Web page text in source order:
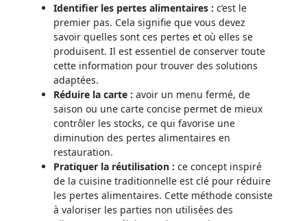
Identifier les pertes alimentaires : c’est le
premier pas. Cela signifie que vous devez
savoir quelles sont ces pertes et où elles se
produisent. Il est essentiel de conserver toute
cette information pour trouver des solutions
adaptées.
Réduire la carte : avoir un menu fermé, de
saison ou une carte concise permet de mieux
contrôler les stocks, ce qui favorise une
diminution des pertes alimentaires en
restauration.
Pratiquer la réutilisation : ce concept inspiré
de la cuisine traditionnelle est clé pour réduire
les pertes alimentaires. Cette méthode consiste
à valoriser les parties non utilisées des